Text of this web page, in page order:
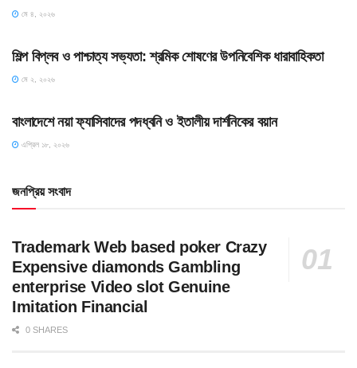
মে ৪, ২০২৬
শিল্প বিপ্লব ও পাশ্চাত্য সভ্যতা: শ্রমিক শোষণের উপনিবেশিক ধারাবাহিকতা
মে ২, ২০২৬
বাংলাদেশে নয়া ফ্যাসিবাদের পদধ্বনি ও ইতালীয় দার্শনিকের বয়ান
এপ্রিল ১৮, ২০২৬
জনপ্রিয় সংবাদ
Trademark Web based poker Crazy
Expensive diamonds Gambling
enterprise Video slot Genuine
Imitation Financial
0 SHARES